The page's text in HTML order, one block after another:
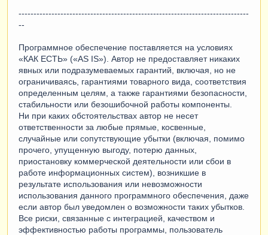
-----------------------------------------------------------------------------
--
Программное обеспечение поставляется на условиях
«КАК ЕСТЬ» («AS IS»). Автор не предоставляет никаких
явных или подразумеваемых гарантий, включая, но не
ограничиваясь, гарантиями товарного вида, соответствия
определенным целям, а также гарантиями безопасности,
стабильности или безошибочной работы компоненты.
Ни при каких обстоятельствах автор не несет
ответственности за любые прямые, косвенные,
случайные или сопутствующие убытки (включая, помимо
прочего, упущенную выгоду, потерю данных,
приостановку коммерческой деятельности или сбои в
работе информационных систем), возникшие в
результате использования или невозможности
использования данного программного обеспечения, даже
если автор был уведомлен о возможности таких убытков.
Все риски, связанные с интеграцией, качеством и
эффективностью работы программы, пользователь